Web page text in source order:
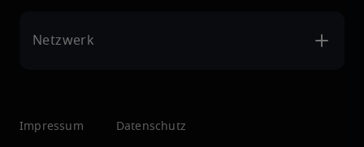
Netzwerk
Impressum Datenschutz